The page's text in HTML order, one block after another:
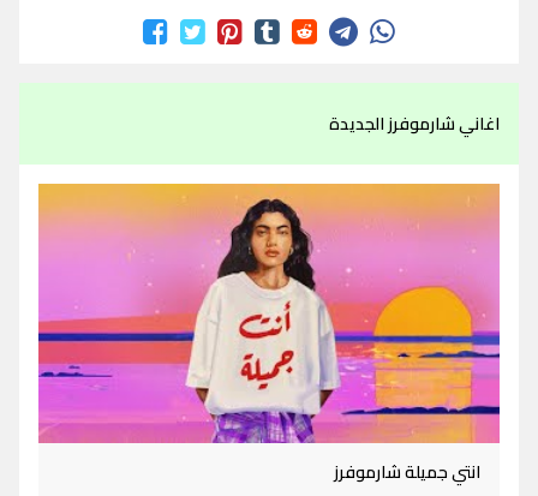
اغاني شارموفرز الجديدة
انتي جميلة شارموفرز